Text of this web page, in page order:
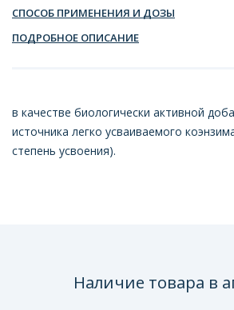
СПОСОБ ПРИМЕНЕНИЯ И ДОЗЫ
ПОДРОБНОЕ ОПИСАНИЕ
в качестве биологически активной
источника легко усваиваемого
степень усвоения).
Наличие товара в